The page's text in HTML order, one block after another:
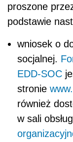
proszone
podstawie
wniosek o
socjalnej.
EDD-SOC
stronie
również
w sali